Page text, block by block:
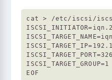
cat > /etc/iscsi/
ISCSI_TARGET_GROUP=1